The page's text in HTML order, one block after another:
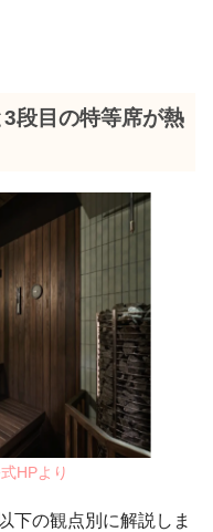
段目の特等席が熱
HPより
下の観点別に解説しま